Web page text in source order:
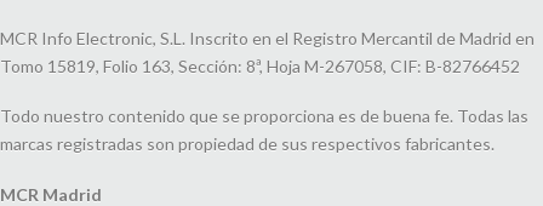
MCR Info Electronic, S.L. Inscrito en el Registro Mercantil de Madrid en
Tomo 15819, Folio 163, Sección: 8ª, Hoja M-267058, CIF: B-82766452
Todo nuestro contenido que se proporciona es de buena fe. Todas las
marcas registradas son propiedad de sus respectivos fabricantes.
MCR Madrid